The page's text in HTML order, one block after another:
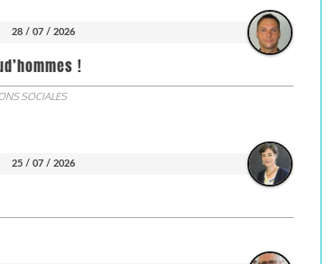
28 / 07 / 2026
!
SOCIALES
25 / 07 / 2026